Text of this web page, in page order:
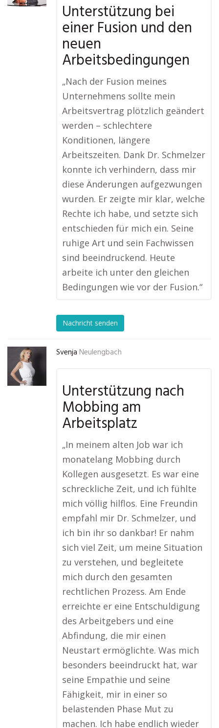
Unterstützung bei
einer Fusion und den
neuen
Arbeitsbedingungen
„Nach der Fusion meines
Unternehmens sollte mein
Arbeitsvertrag plötzlich geändert
werden – schlechtere
Konditionen, längere
Arbeitszeiten. Dank Dr. Schmelzer
konnte ich verhindern, dass mir
diese Änderungen aufgezwungen
wurden. Er zeigte mir klar, welche
Rechte ich habe, und setzte sich
entschieden für mich ein. Seine
ruhige Art und sein Fachwissen
sind beeindruckend. Heute
arbeite ich unter den gleichen
Bedingungen wie vor der Fusion.“
Nachricht senden
Svenja Neulengbach
Unterstützung nach
Mobbing am
Arbeitsplatz
„In meinem alten Job war ich
monatelang Mobbing durch
Kollegen ausgesetzt. Es war eine
schreckliche Zeit, und ich fühlte
mich völlig hilflos. Eine Freundin
empfahl mir Dr. Schmelzer, und
ich bin ihr so dankbar! Er nahm
sich viel Zeit, um meine Situation
zu verstehen, und begleitete
mich durch den gesamten
rechtlichen Prozess. Am Ende
erreichte er eine Entschuldigung
des Arbeitgebers und eine
Abfindung, die mir einen
Neustart ermöglichte. Was mich
besonders beeindruckt hat, war
seine Empathie und seine
Fähigkeit, mir in einer so
belastenden Phase Mut zu
machen. Ich habe endlich wieder